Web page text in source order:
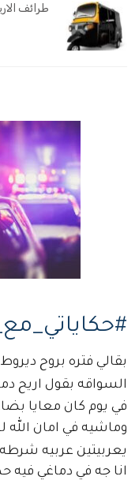
طرائف
بقالي فتره بروح
السواقه بقول اريح
في يوم كان معايا
وماشيه في امان الله
يعربيتين عربيه
انا جه في دماغي فيه